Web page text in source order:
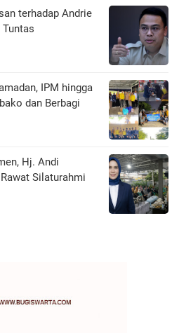
terhadap Andrie
IPM hingga
dan Berbagi
Hj. Andi
Silaturahmi